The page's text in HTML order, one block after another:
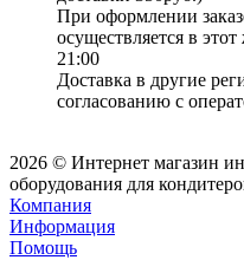
При оформлении
осуществляется в
21:00
Доставка в другие
согласованию с
2026 © Интернет магазин
оборудования для
Компания
Информация
Помощь